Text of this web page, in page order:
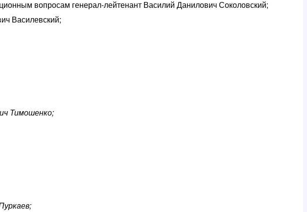
вопросам генерал-лейтенант Василий Данилович Соколовский;
Василевский;
Тимошенко;